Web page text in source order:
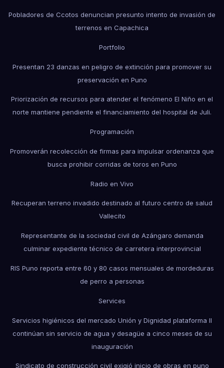
Pobladores de Ccotos denuncian presunto intento de invasión de
terrenos en Capachica
Portfolio
Presentan 23 danzas en peligro de extinción para promover su
preservación en Puno
Priorización de recursos para atender el fenómeno El Niño en el
norte mantiene pendiente el financiamiento del hospital de Juli.
Programación
Promoverán recolección de firmas para impulsar ordenanza que
busca prohibir corridas de toros en Puno
Radio en Vivo
Recuperan terreno invadido destinado al futuro centro de salud
Vallecito
Representante de la sociedad civil de Azángaro demanda
culminar expediente técnico de carretera interprovincial
RIS Puno reporta entre 60 y 80 casos mensuales de mordeduras
de perro a personas
Services
Servicios higiénicos del mercado Unión y Dignidad plataforma II
continúan sin servicio de agua y desagüe a cinco meses de su
inauguración
Sindicato de construcción civil exigió inicio de obras en puno